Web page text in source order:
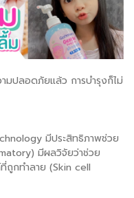
มปลอดภัยแล้ว การบำรุงก็ไม่
มีประสิทธิภาพช่วย
มีผลวิจัยว่าช่วย
ถูกทำลาย (Skin cell